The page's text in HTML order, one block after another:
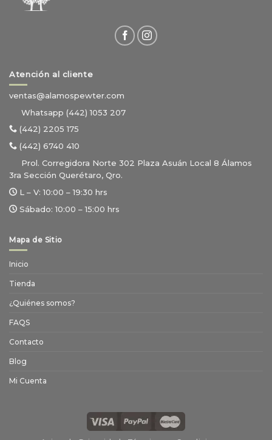
Atención al cliente
ventas@alamospewter.com
Whatsapp (442) 1053 207
(442) 2205 175
(442) 6740 410
Prol. Corregidora Norte 302 Plaza Asuán Local 8 Álamos
3ra Sección Querétaro, Qro.
L – V: 10:00 – 19:30 hrs
Sábado: 10:00 – 15:00 hrs
Mapa de Sitio
Inicio
Tienda
¿Quiénes somos?
FAQS
Contacto
Blog
Mi Cuenta